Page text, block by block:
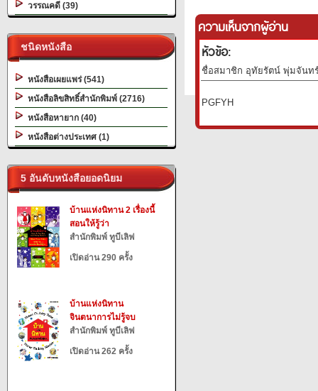
วรรณคดี (39)
ชนิดหนังสือ
หนังสือเผยแพร่ (541)
หนังสือลิขสิทธิ์สำนักพิมพ์ (2716)
หนังสือหายาก (40)
หนังสือต่างประเทศ (1)
5 อันดับหนังสือยอดนิยม
บ้านแห่งนิทาน 2 เรื่องนี้
สอนให้รู้ว่า
สำนักพิมพ์ ทูบีเลิฟ
เปิดอ่าน 290 ครั้ง
บ้านแห่งนิทาน
จินตนาการไม่รู้จบ
สำนักพิมพ์ ทูบีเลิฟ
เปิดอ่าน 262 ครั้ง
ความเห็นจากผู้อ่าน
หัวข้อ:
ชื่อสมาชิก อุทัยรัตน์ พุ่มจันทร์
PGFYH